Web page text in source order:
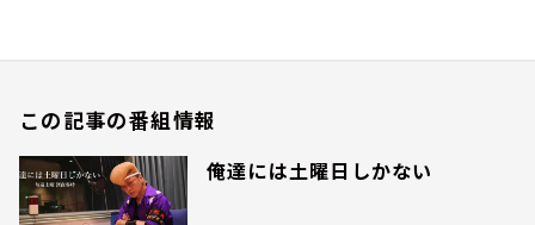
この記事の番組情報
俺達には土曜日しかない